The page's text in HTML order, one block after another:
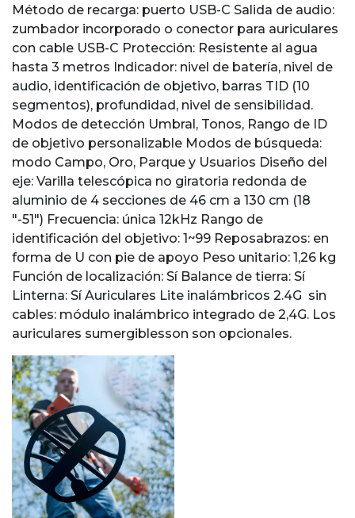
Método de recarga: puerto USB-C Salida de audio:
zumbador incorporado o conector para auriculares
con cable USB-C Protección: Resistente al agua
hasta 3 metros Indicador: nivel de batería, nivel de
audio, identificación de objetivo, barras TID (10
segmentos), profundidad, nivel de sensibilidad.
Modos de detección Umbral, Tonos, Rango de ID
de objetivo personalizable Modos de búsqueda:
modo Campo, Oro, Parque y Usuarios Diseño del
eje: Varilla telescópica no giratoria redonda de
aluminio de 4 secciones de 46 cm a 130 cm (18
"-51") Frecuencia: única 12kHz Rango de
identificación del objetivo: 1~99 Reposabrazos: en
forma de U con pie de apoyo Peso unitario: 1,26 kg
Función de localización: Sí Balance de tierra: Sí
Linterna: Sí Auriculares Lite inalámbricos 2.4G sin
cables: módulo inalámbrico integrado de 2,4G. Los
auriculares sumergiblesson son opcionales.